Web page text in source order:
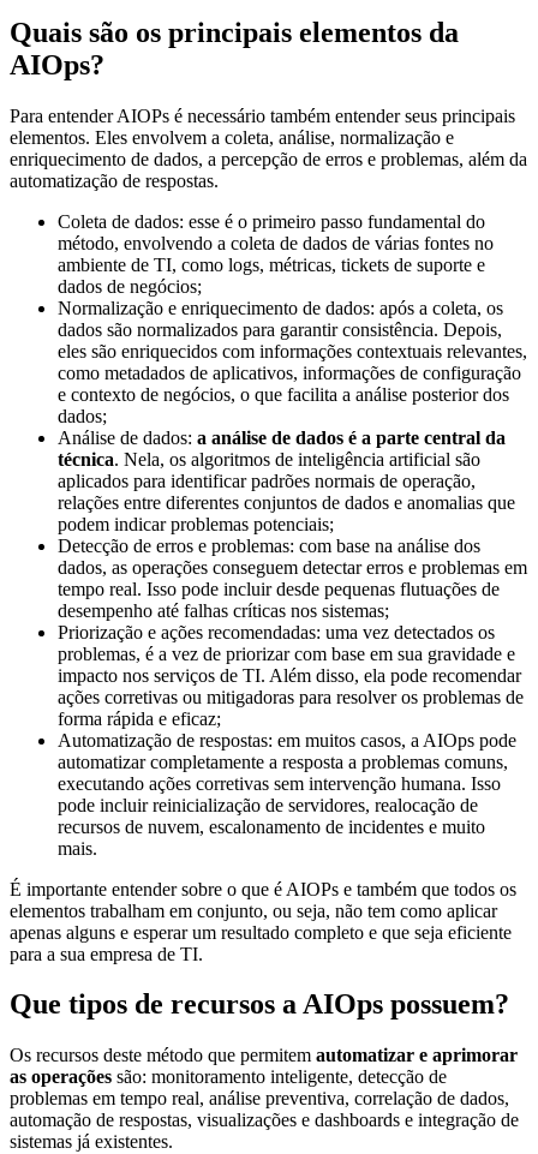
Quais são os principais elementos da
AIOps?
Para entender AIOPs é necessário também entender seus principais
elementos. Eles envolvem a coleta, análise, normalização e
enriquecimento de dados, a percepção de erros e problemas, além da
automatização de respostas.
Coleta de dados: esse é o primeiro passo fundamental do
método, envolvendo a coleta de dados de várias fontes no
ambiente de TI, como logs, métricas, tickets de suporte e
dados de negócios;
Normalização e enriquecimento de dados: após a coleta, os
dados são normalizados para garantir consistência. Depois,
eles são enriquecidos com informações contextuais relevantes,
como metadados de aplicativos, informações de configuração
e contexto de negócios, o que facilita a análise posterior dos
dados;
Análise de dados: a análise de dados é a parte central da
técnica. Nela, os algoritmos de inteligência artificial são
aplicados para identificar padrões normais de operação,
relações entre diferentes conjuntos de dados e anomalias que
podem indicar problemas potenciais;
Detecção de erros e problemas: com base na análise dos
dados, as operações conseguem detectar erros e problemas em
tempo real. Isso pode incluir desde pequenas flutuações de
desempenho até falhas críticas nos sistemas;
Priorização e ações recomendadas: uma vez detectados os
problemas, é a vez de priorizar com base em sua gravidade e
impacto nos serviços de TI. Além disso, ela pode recomendar
ações corretivas ou mitigadoras para resolver os problemas de
forma rápida e eficaz;
Automatização de respostas: em muitos casos, a AIOps pode
automatizar completamente a resposta a problemas comuns,
executando ações corretivas sem intervenção humana. Isso
pode incluir reinicialização de servidores, realocação de
recursos de nuvem, escalonamento de incidentes e muito
mais.
É importante entender sobre o que é AIOPs e também que todos os
elementos trabalham em conjunto, ou seja, não tem como aplicar
apenas alguns e esperar um resultado completo e que seja eficiente
para a sua empresa de TI.
Que tipos de recursos a AIOps possuem?
Os recursos deste método que permitem automatizar e aprimorar
as operações são: monitoramento inteligente, detecção de
problemas em tempo real, análise preventiva, correlação de dados,
automação de respostas, visualizações e dashboards e integração de
sistemas já existentes.